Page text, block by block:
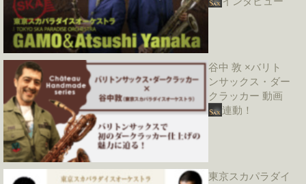
谷中 敦 ×バリト
ンサックス・ダー
クラッカー 動画
連動！
東京スカパラダイ